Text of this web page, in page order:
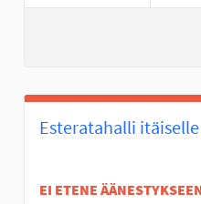
Esteratahalli
EI ETENE